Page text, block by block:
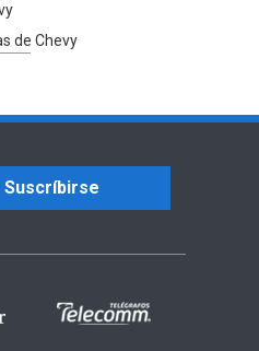
de Chevy
Suscríbirse